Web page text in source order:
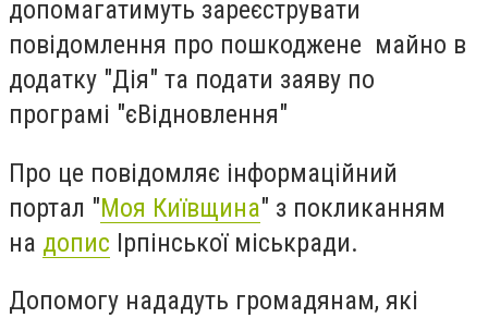
допомагатимуть зареєструвати
повідомлення про пошкоджене майно в
додатку "Дія" та подати заяву по
програмі "єВідновлення"
Про це повідомляє інформаційний
портал "Моя Київщина" з покликанням
на допис Ірпінської міськради.
Допомогу нададуть громадянам, які